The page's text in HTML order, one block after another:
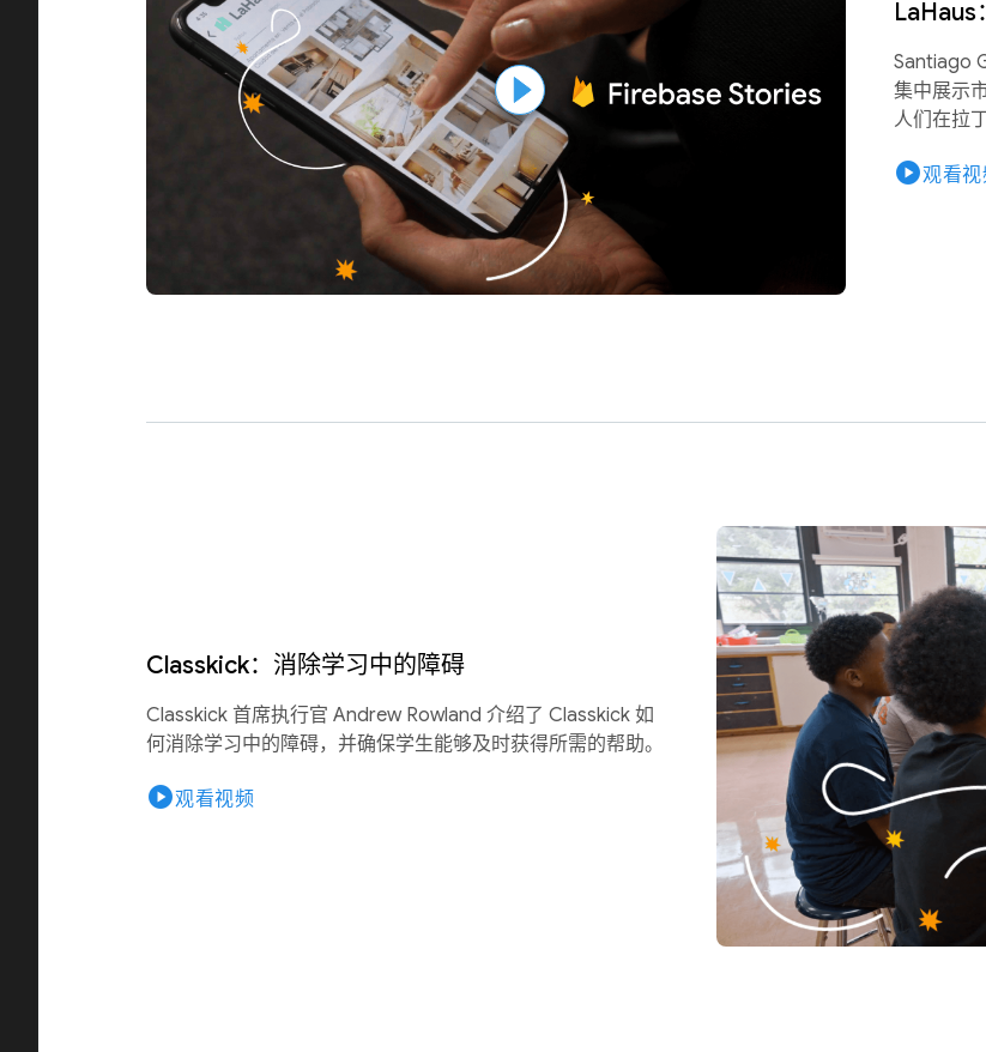
LaHaus
Santiago
集中展示
人们在拉
play_circle观看视
Classkick：消除学习中的障碍
Classkick 首席执行官 Andrew Rowland 介绍了 Classkick 如
何消除学习中的障碍，并确保学生能够及时获得所需的帮助。
play_circle观看视频